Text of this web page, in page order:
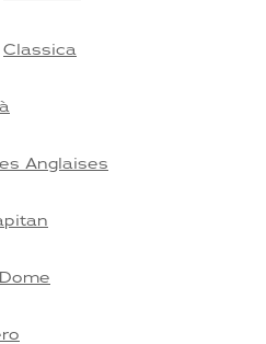
Classica
Anglaises